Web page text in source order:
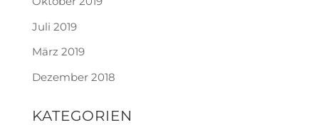
Juli 2019
März 2019
Dezember 2018
KATEGORIEN